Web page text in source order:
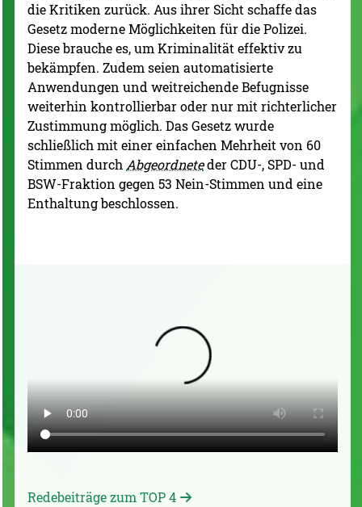
die Kritiken zurück. Aus ihrer Sicht schaffe das
Gesetz moderne Möglichkeiten für die Polizei.
Diese brauche es, um Kriminalität effektiv zu
bekämpfen. Zudem seien automatisierte
Anwendungen und weitreichende Befugnisse
weiterhin kontrollierbar oder nur mit richterlicher
Zustimmung möglich. Das Gesetz wurde
schließlich mit einer einfachen Mehrheit von 60
Stimmen durchAbgeordneteder CDU-, SPD- und
BSW-Fraktion gegen 53 Nein-Stimmen und eine
Enthaltung beschlossen.
Redebeiträge zum TOP 4